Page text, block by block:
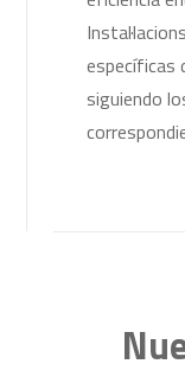
específicas
siguiendo